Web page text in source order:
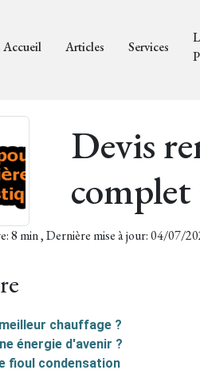
Accueil Articles Services
Devis
8 min , Dernière mise à jour: 04/07/
chauffage ?
énergie d'avenir ?
fioul condensation